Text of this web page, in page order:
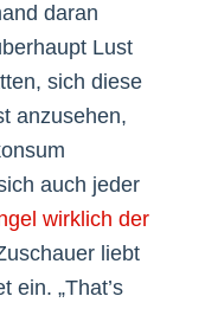
daran
Lust
sich diese
anzusehen,
auch jeder
wirklich der
liebt
ein. „That’s